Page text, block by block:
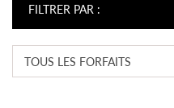
FILTRER PAR :
TOUS LES FORFAITS